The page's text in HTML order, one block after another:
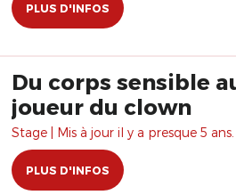
PLUS D'INFOS
Du corps sensible
joueur du clown
Stage | Mis à jour il y a presque 5 ans.
PLUS D'INFOS